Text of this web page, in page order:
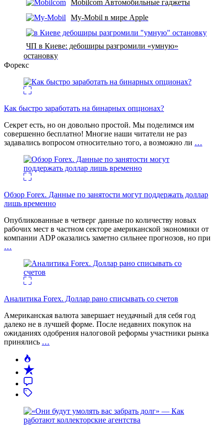
Mobilcom Автомобильные гаджеты
My-Mobil в мире Apple
ЧП в Киеве: дебоширы разгромили «умную»
остановку
Форекс
Как быстро заработать на бинарных опционах?
Секрет есть, но он довольно простой. Мы поделимся им
совершенно бесплатно! Многие наши читатели не раз
задавались вопросом относительно того, а возможно ли …
Обзор Forex. Данные по занятости могут поддержать доллар
лишь временно
Опубликованные в четверг данные по количеству новых
рабочих мест в частном секторе американской экономики от
компании ADP оказались заметно сильнее прогнозов, но при
…
Аналитика Forex. Доллар рано списывать со счетов
Американская валюта завершает неудачный для себя год
далеко не в лучшей форме. После недавних покупок на
ожиданиях одобрения налоговой реформы участники рынка
принялись …